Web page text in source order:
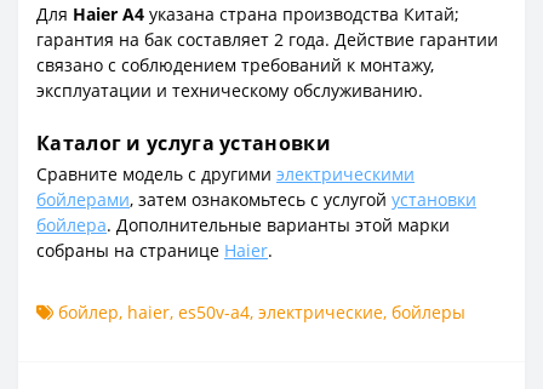
Для Haier A4 указана страна производства Китай;
гарантия на бак составляет 2 года. Действие гарантии
связано с соблюдением требований к монтажу,
эксплуатации и техническому обслуживанию.
Каталог и услуга установки
Сравните модель с другими электрическими
бойлерами, затем ознакомьтесь с услугой установки
бойлера. Дополнительные варианты этой марки
собраны на странице Haier.
бойлер, haier, es50v-a4, электрические, бойлеры